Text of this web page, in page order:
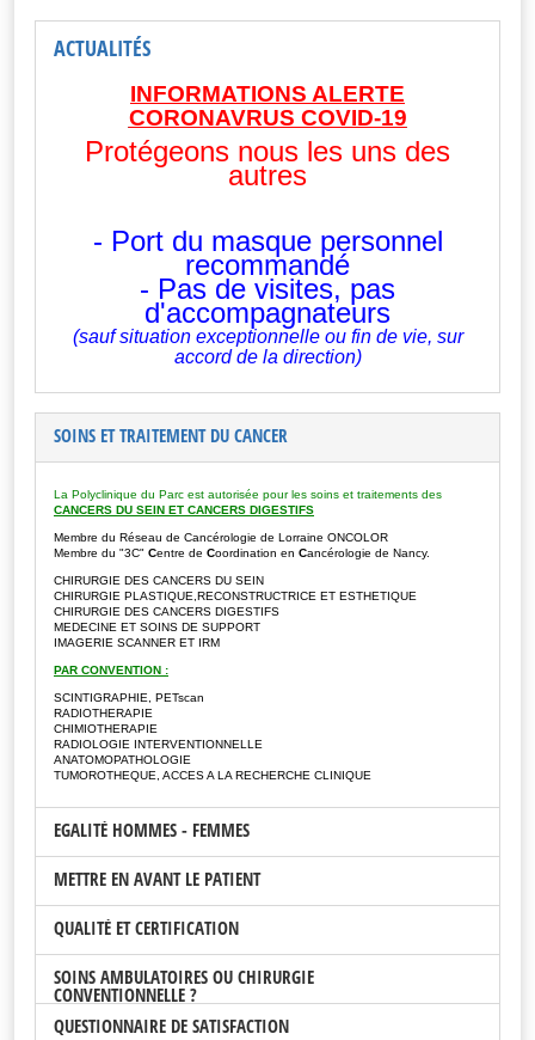
ACTUALITÉS
INFORMATIONS ALERTE
CORONAVRUS COVID-19
Protégeons nous les uns des
autres
- Port du masque personnel
recommandé
- Pas de visites, pas
d'accompagnateurs
(sauf situation exceptionnelle ou fin de vie, sur
accord de la direction)
SOINS ET TRAITEMENT DU CANCER
La Polyclinique du Parc est autorisée pour les soins et traitements des
CANCERS DU SEIN ET CANCERS DIGESTIFS
Membre du Réseau de Cancérologie de Lorraine ONCOLOR
Membre du "3C" Centre de Coordination en Cancérologie de Nancy.
CHIRURGIE DES CANCERS DU SEIN
CHIRURGIE PLASTIQUE,RECONSTRUCTRICE ET ESTHETIQUE
CHIRURGIE DES CANCERS DIGESTIFS
MEDECINE ET SOINS DE SUPPORT
IMAGERIE SCANNER ET IRM
PAR CONVENTION :
SCINTIGRAPHIE, PETscan
RADIOTHERAPIE
CHIMIOTHERAPIE
RADIOLOGIE INTERVENTIONNELLE
ANATOMOPATHOLOGIE
TUMOROTHEQUE, ACCES A LA RECHERCHE CLINIQUE
EGALITÉ HOMMES - FEMMES
Récapitulatif de la déclaration de l'index égalité professionnelle entre les
femmes et les hommes pour l'année 2025.
Les résultats sont calculés à partir des données de l'année 2024.
Les indicateurs sont non calculables.
Pour plus de détails, vous pouvez consulter le document en suivant ce lien
Index égalité hommes - femmesou en vous rendant dans la rubrique
QUALITE - Documents en libre téléchargement
METTRE EN AVANT LE PATIENT
du recrutement des médecins. De même, les investissements ont toujours été
réalisés au profit de la qualité des soins.
QUALITÉ ET CERTIFICATION
La Polyclinique du Parc, comme tous les établissements de santé est
ont lieu régulièrement afin d'évaluer le niveau de qualité sur l'offre de soins
SOINS AMBULATOIRES OU CHIRURGIE
CONVENTIONNELLE ?
QUESTIONNAIRE DE SATISFACTION